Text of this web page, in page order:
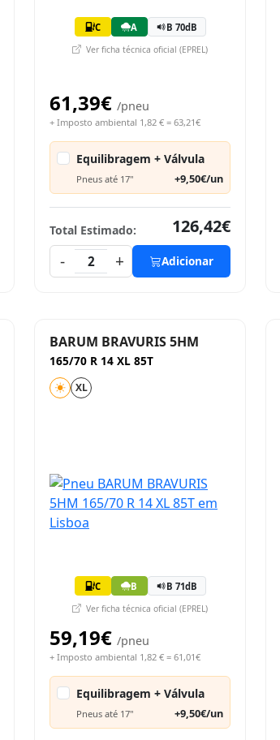
C A B 70dB
Ver ficha técnica oficial (EPREL)
61,39€ /pneu
+ Imposto ambiental 1,82 € = 63,21€
Equilibragem + Válvula
Pneus até 17" +9,50€/un
Total Estimado:
126,42€
-
2 + Adicionar
BARUM BRAVURIS 5HM
165/70 R 14 XL 85T
XL
C B B 71dB
Ver ficha técnica oficial (EPREL)
59,19€ /pneu
+ Imposto ambiental 1,82 € = 61,01€
Equilibragem + Válvula
Pneus até 17" +9,50€/un